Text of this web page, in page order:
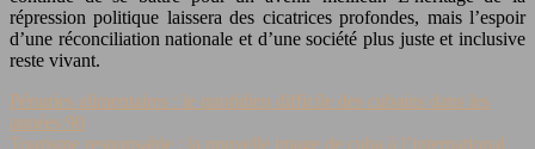
répression politique laissera des cicatrices profondes, mais l’espoir
d’une réconciliation nationale et d’une société plus juste et inclusive
reste vivant.
Pénuries alimentaires : le quotidien difficile des cubains dans les
années 90
Tourisme responsable : la nouvelle image de cuba à l’international